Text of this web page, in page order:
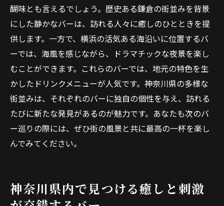
醐味とも言えるでしょう。歴史ある鎌倉の街並みを背景
にした静かなバーは、訪れる人々に癒しのひとときを提
供します。一方で、横浜の活気ある海沿いに位置するバ
ーでは、海風を感じながら、ドラマチックな夜景を楽し
むことができます。これらのバーでは、地元の特色を生
かしたドリンクメニューが人気です。神奈川県の多様な
街並みは、それぞれのバーに独自の個性を与え、訪れる
たびに新たな発見があるのが魅力です。あなたも次のバ
ー巡りの際には、ぜひ街の風景と共に最高の一杯を楽し
んでみてください。
神奈川県内で見つける癒しと刺激